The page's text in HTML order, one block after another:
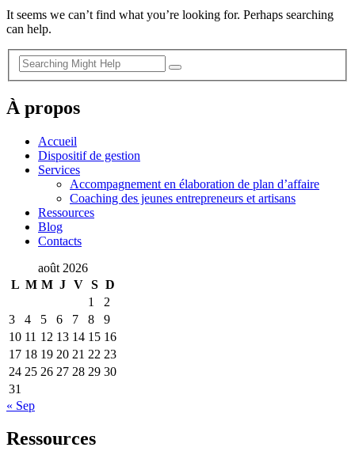
It seems we can’t find what you’re looking for. Perhaps searching
can help.
À propos
Accueil
Dispositif de gestion
Services
Accompagnement en élaboration de plan d’affaire
Coaching des jeunes entrepreneurs et artisans
Ressources
Blog
Contacts
août 2026
L M M J V S D
1
2
3
4 5 6 7 8
9
10 11 12 13 14 15 16
17 18 19 20 21 22 23
24 25 26 27 28 29 30
31
« Sep
Ressources